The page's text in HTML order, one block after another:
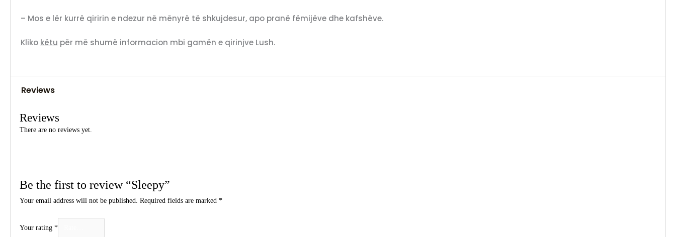
– Mos e lër kurrë qiririn e ndezur në mënyrë të shkujdesur, apo pranë fëmijëve dhe kafshëve.
Kliko këtu për më shumë informacion mbi gamën e qirinjve Lush.
Reviews
Reviews
There are no reviews yet.
Be the first to review “Sleepy”
Your email address will not be published. Required fields are marked*
Your rating*